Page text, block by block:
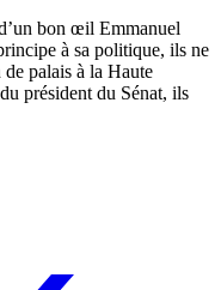
bon œil Emmanuel
à sa politique, ils ne
palais à la Haute
président du Sénat, ils